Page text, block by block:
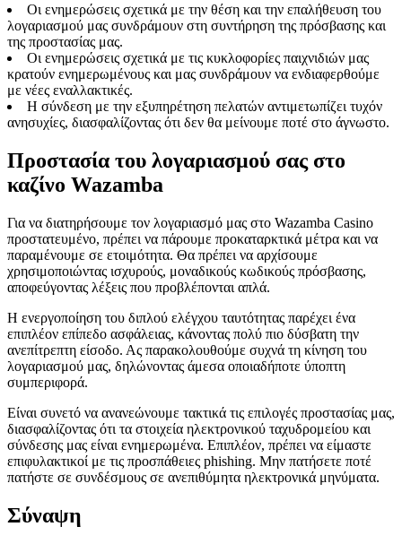
Οι ενημερώσεις σχετικά με την θέση και την επαλήθευση του
λογαριασμού μας συνδράμουν στη συντήρηση της πρόσβασης και
της προστασίας μας.
Οι ενημερώσεις σχετικά με τις κυκλοφορίες παιχνιδιών μας
κρατούν ενημερωμένους και μας συνδράμουν να ενδιαφερθούμε
με νέες εναλλακτικές.
Η σύνδεση με την εξυπηρέτηση πελατών αντιμετωπίζει τυχόν
ανησυχίες, διασφαλίζοντας ότι δεν θα μείνουμε ποτέ στο άγνωστο.
Προστασία του λογαριασμού σας στο
καζίνο Wazamba
Για να διατηρήσουμε τον λογαριασμό μας στο Wazamba Casino
προστατευμένο, πρέπει να πάρουμε προκαταρκτικά μέτρα και να
παραμένουμε σε ετοιμότητα. Θα πρέπει να αρχίσουμε
χρησιμοποιώντας ισχυρούς, μοναδικούς κωδικούς πρόσβασης,
αποφεύγοντας λέξεις που προβλέπονται απλά.
Η ενεργοποίηση του διπλού ελέγχου ταυτότητας παρέχει ένα
επιπλέον επίπεδο ασφάλειας, κάνοντας πολύ πιο δύσβατη την
ανεπίτρεπτη είσοδο. Ας παρακολουθούμε συχνά τη κίνηση του
λογαριασμού μας, δηλώνοντας άμεσα οποιαδήποτε ύποπτη
συμπεριφορά.
Είναι συνετό να ανανεώνουμε τακτικά τις επιλογές προστασίας μας,
διασφαλίζοντας ότι τα στοιχεία ηλεκτρονικού ταχυδρομείου και
σύνδεσης μας είναι ενημερωμένα. Επιπλέον, πρέπει να είμαστε
επιφυλακτικοί με τις προσπάθειες phishing. Μην πατήσετε ποτέ
πατήστε σε συνδέσμους σε ανεπιθύμητα ηλεκτρονικά μηνύματα.
Σύναψη